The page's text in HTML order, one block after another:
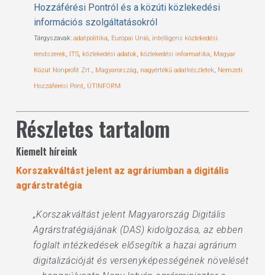
Hozzáférési Pontról és a közúti közlekedési
információs szolgáltatásokról
Tárgyszavak: adatpolitika, Európai Unió, intelligens közlekedési
rendszerek, ITS, közlekedési adatok, közlekedési informatika, Magyar
Közút Nonprofit Zrt., Magyarország, nagyértékű adatkészletek, Nemzeti
Hozzáférési Pont, ÚTINFORM
Részletes tartalom
Kiemelt híreink
Korszakváltást jelent az agráriumban a digitális
agrárstratégia
„Korszakváltást jelent Magyarország Digitális
Agrárstratégiájának (DAS) kidolgozása, az ebben
foglalt intézkedések elősegítik a hazai agrárium
digitalizációját és versenyképességének növelését